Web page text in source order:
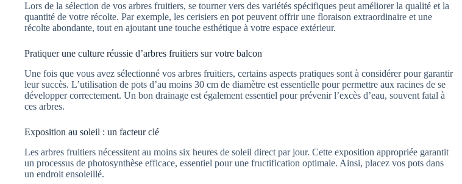
Lors de la sélection de vos arbres fruitiers, se tourner vers des variétés spécifiques peut améliorer la qualité et la
quantité de votre récolte. Par exemple, les cerisiers en pot peuvent offrir une floraison extraordinaire et une
récolte abondante, tout en ajoutant une touche esthétique à votre espace extérieur.
Pratiquer une culture réussie d’arbres fruitiers sur votre balcon
Une fois que vous avez sélectionné vos arbres fruitiers, certains aspects pratiques sont à considérer pour garantir
leur succès. L’utilisation de pots d’au moins 30 cm de diamètre est essentielle pour permettre aux racines de se
développer correctement. Un bon drainage est également essentiel pour prévenir l’excès d’eau, souvent fatal à
ces arbres.
Exposition au soleil : un facteur clé
Les arbres fruitiers nécessitent au moins six heures de soleil direct par jour. Cette exposition appropriée garantit
un processus de photosynthèse efficace, essentiel pour une fructification optimale. Ainsi, placez vos pots dans
un endroit ensoleillé.